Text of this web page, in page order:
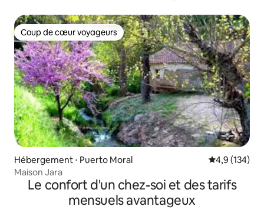
Coup de cœur voyageurs
Coup de cœur voyageurs
Hébergement ⋅ Puerto Moral Évaluation
4,9 (134)
Maison Jara
Le confort d'un chez-soi et des tarifs
mensuels avantageux